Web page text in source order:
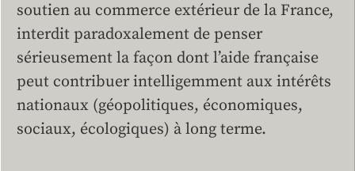
soutien au commerce extérieur de la France,
interdit paradoxalement de penser
sérieusement la façon dont l’aide française
peut contribuer intelligemment aux intérêts
nationaux (géopolitiques, économiques,
sociaux, écologiques) à long terme.